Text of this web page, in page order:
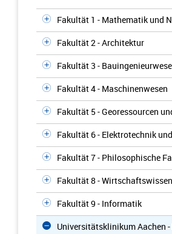
Fakultät 1 - Mathematik und
Fakultät 2 - Architektur
Fakultät 3 -
Fakultät 4 - Maschinenwesen
Fakultät 5 - Georessourcen
Fakultät 6 - Elektrotechnik
Fakultät 7 - Philosophische
Fakultät 8 -
Fakultät 9 - Informatik
Universitätsklinikum Aachen